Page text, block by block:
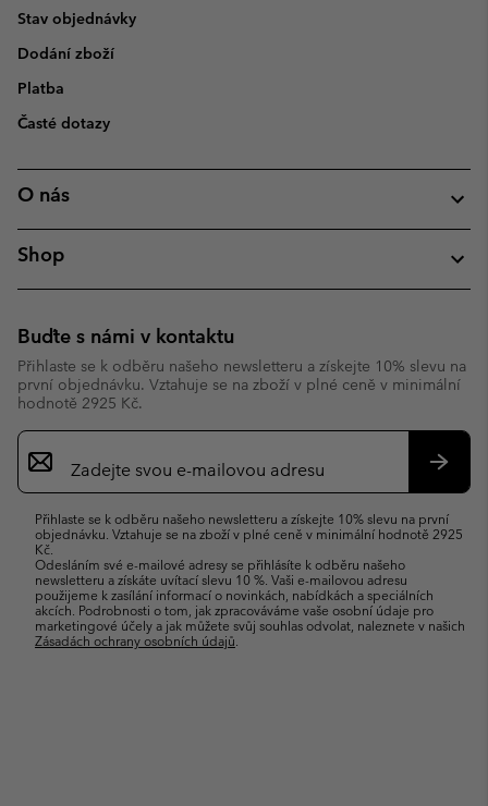
Stav objednávky
Dodání zboží
Platba
Časté dotazy
O nás
Shop
Buďte s námi v kontaktu
Přihlaste se k odběru našeho newsletteru a získejte 10% slevu na
první objednávku. Vztahuje se na zboží v plné ceně v minimální
hodnotě 2925 Kč.
Přihlášení
odběru
mailů
Přihlaste se k odběru našeho newsletteru a získejte 10% slevu na první
objednávku. Vztahuje se na zboží v plné ceně v minimální hodnotě 2925
Kč.
Odesláním své e-mailové adresy se přihlásíte k odběru našeho
newsletteru a získáte uvítací slevu 10 %. Vaši e-mailovou adresu
použijeme k zasílání informací o novinkách, nabídkách a speciálních
akcích. Podrobnosti o tom, jak zpracováváme vaše osobní údaje pro
marketingové účely a jak můžete svůj souhlas odvolat, naleznete v našich
Zásadách ochrany osobních údajů